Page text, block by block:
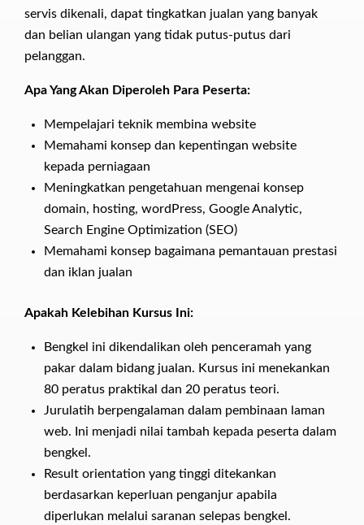
servis dikenali, dapat tingkatkan jualan yang banyak
dan belian ulangan yang tidak putus-putus dari
pelanggan.
Apa Yang Akan Diperoleh Para Peserta:
Mempelajari teknik membina website
Memahami konsep dan kepentingan website
kepada perniagaan
Meningkatkan pengetahuan mengenai konsep
domain, hosting, wordPress, Google Analytic,
Search Engine Optimization (SEO)
Memahami konsep bagaimana pemantauan prestasi
dan iklan jualan
Apakah Kelebihan Kursus Ini:
Bengkel ini dikendalikan oleh penceramah yang
pakar dalam bidang jualan. Kursus ini menekankan
80 peratus praktikal dan 20 peratus teori.
Jurulatih berpengalaman dalam pembinaan laman
web. Ini menjadi nilai tambah kepada peserta dalam
bengkel.
Result orientation yang tinggi ditekankan
berdasarkan keperluan penganjur apabila
diperlukan melalui saranan selepas bengkel.